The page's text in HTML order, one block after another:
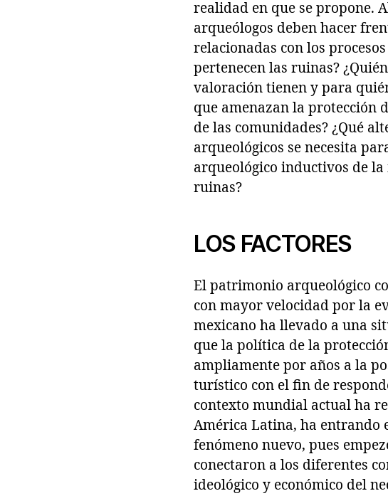
realidad en que se propone.
arqueólogos deben hacer
relacionadas con los
pertenecen las ruinas?
valoración tienen y para
que amenazan la protección
de las comunidades? ¿Qué
arqueológicos se necesita
arqueológico inductivos de
ruinas?
LOS FACTORES
El patrimonio arqueológico
con mayor velocidad por la
mexicano ha llevado a una
que la política de la
ampliamente por años a la
turístico con el fin de
contexto mundial actual ha
América Latina, ha entrando
fenómeno nuevo, pues
conectaron a los diferentes
ideológico y económico del